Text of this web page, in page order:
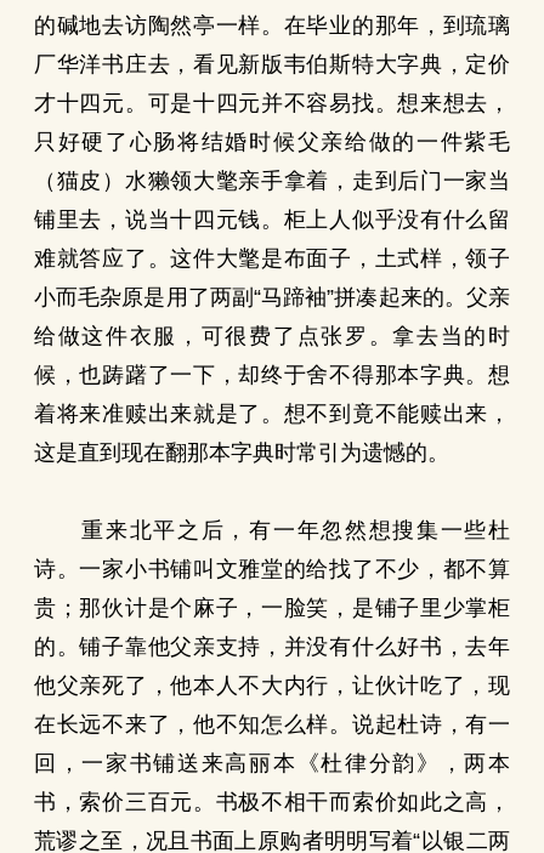
的碱地去访陶然亭一样。在毕业的那年，到琉璃
厂华洋书庄去，看见新版韦伯斯特大字典，定价
才十四元。可是十四元并不容易找。想来想去，
只好硬了心肠将结婚时候父亲给做的一件紫毛
（猫皮）水獭领大氅亲手拿着，走到后门一家当
铺里去，说当十四元钱。柜上人似乎没有什么留
难就答应了。这件大氅是布面子，土式样，领子
小而毛杂原是用了两副“马蹄袖”拼凑起来的。父亲
给做这件衣服，可很费了点张罗。拿去当的时
候，也踌躇了一下，却终于舍不得那本字典。想
着将来准赎出来就是了。想不到竟不能赎出来，
这是直到现在翻那本字典时常引为遗憾的。
重来北平之后，有一年忽然想搜集一些杜
诗。一家小书铺叫文雅堂的给找了不少，都不算
贵；那伙计是个麻子，一脸笑，是铺子里少掌柜
的。铺子靠他父亲支持，并没有什么好书，去年
他父亲死了，他本人不大内行，让伙计吃了，现
在长远不来了，他不知怎么样。说起杜诗，有一
回，一家书铺送来高丽本《杜律分韵》，两本
书，索价三百元。书极不相干而索价如此之高，
荒谬之至，况且书面上原购者明明写着“以银二两